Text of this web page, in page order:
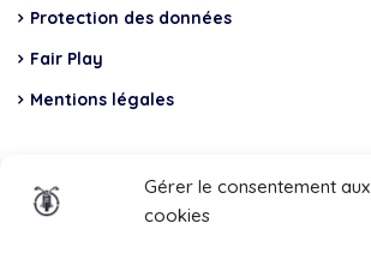
Gérer le consentement aux
cookies
Protection des données
Fair Play
Mentions légales
Total Casco, Partner